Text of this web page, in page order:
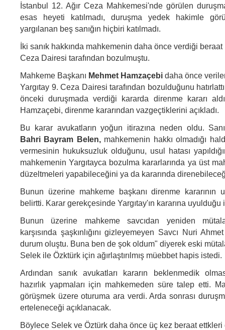
İstanbul 12. Ağır Ceza Mahkemesi'nde görülen
esas heyeti katılmadı, duruşma yedek hakimle
yargılanan beş sanığın hiçbiri katılmadı.
İki sanık hakkında mahkemenin daha önce verdiği beraat
Ceza Dairesi tarafından bozulmuştu.
Mahkeme Başkanı Mehmet Hamzaçebi daha önce
Yargıtay 9. Ceza Dairesi tarafından bozulduğunu
önceki duruşmada verdiği kararda direnme kararı
Hamzaçebi, direnme kararından vazgeçtiklerini açıkladı.
Bu karar avukatların yoğun itirazına neden oldu.
Bahri Bayram Belen,mahkemenin hakkı olmadığı
vermesinin hukuksuzluk olduğunu, usul hatası
mahkemenin Yargıtayca bozulma kararlarında ya üst
düzeltmeleri yapabileceğini ya da kararında
Bunun üzerine mahkeme başkanı direnme kararının
belirtti. Karar gerekçesinde Yargıtay'ın kararına uyulduğu
Bunun üzerine mahkeme savcıdan yeniden
karşısında şaşkınlığını gizleyemeyen Savcı Nuri
durum oluştu. Buna ben de şok oldum" diyerek eski
Selek ile Özktürk için ağırlaştırılmış müebbet hapis istedi.
Ardından sanık avukatları kararın beklenmedik
hazırlık yapmaları için mahkemeden süre talep etti.
görüşmek üzere oturuma ara verdi. Arda sonrası
erteleneceği açıklanacak.
Böylece Selek ve Öztürk daha önce üç kez beraat